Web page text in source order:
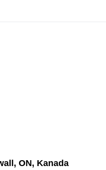
ON, Kanada
Land